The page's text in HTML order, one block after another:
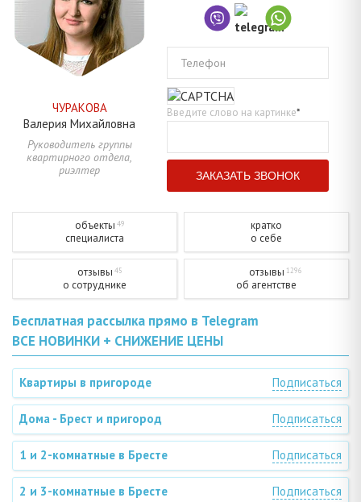
ЧУРАКОВА
Валерия Михайловна
Руководитель группы
квартирного отдела,
риэлтер
Телефон
Введите слово на картинке*
объекты 49
специалиста
кратко
о себе
отзывы 45
о сотруднике
отзывы 1296
об агентстве
Бесплатная рассылка прямо в Telegram
ВСЕ НОВИНКИ + СНИЖЕНИЕ ЦЕНЫ
Квартиры в пригороде Подписаться
Дома - Брест и пригород Подписаться
1 и 2-комнатные в Бресте Подписаться
2 и 3-комнатные в Бресте Подписаться